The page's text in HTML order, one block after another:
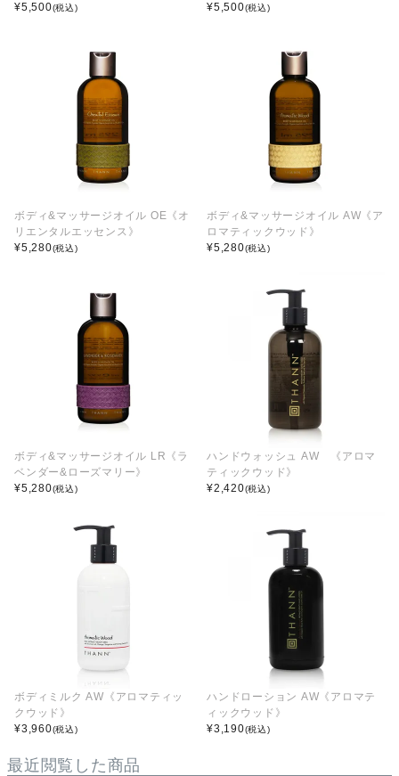
¥5,500(税込)
¥5,500(税込)
ボディ&マッサージオイル OE《オ
リエンタルエッセンス》
¥5,280(税込)
ボディ&マッサージオイル AW《ア
ロマティックウッド》
¥5,280(税込)
ボディ&マッサージオイル LR《ラ
ベンダー&ローズマリー》
¥5,280(税込)
ハンドウォッシュ AW 《アロマ
ティックウッド》
¥2,420(税込)
ボディミルク AW《アロマティッ
クウッド》
¥3,960(税込)
ハンドローション AW《アロマテ
ィックウッド》
¥3,190(税込)
最近閲覧した商品